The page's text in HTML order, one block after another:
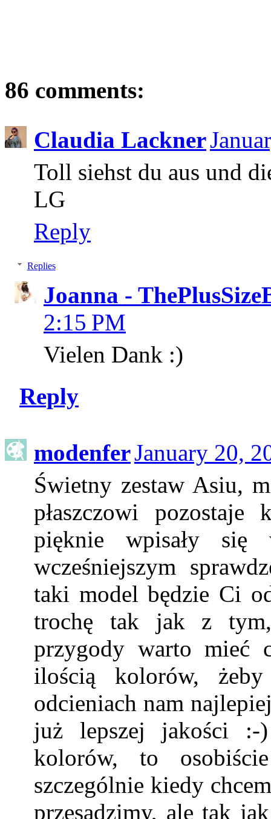
86 comments:
Claudia Lackner
Toll siehst du aus und
LG
Reply
Replies
Joanna -
2:15 PM
Vielen Dank :)
Reply
modenferJanuary 20,
Świetny zestaw Asiu,
płaszczowi
pięknie wpisały się
wcześniejszym
taki model będzie Ci
trochę tak jak z
przygody warto mieć
ilością kolorów,
odcieniach nam
już lepszej jakości :-
kolorów, to
szczególnie kiedy
przesadzimy, ale tak